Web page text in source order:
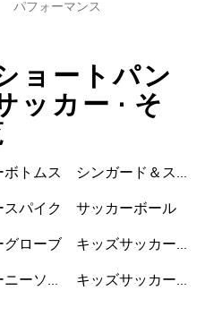
パフォーマンス
ョートパン
ッカー • そ
ボトムス
スパイク
グローブ
ーソッ
シンガード＆スト
サッカーボール
キッズサッカーウ
キッズサッカーシ